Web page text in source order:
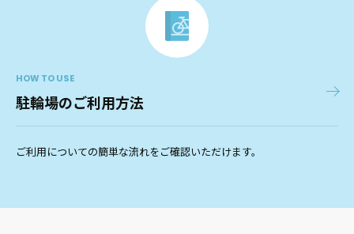
HOW TO USE
駐輪場のご利用方法
ご利用についての簡単な流れをご確認いただけます。